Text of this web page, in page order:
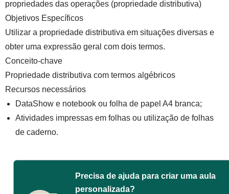
propriedades das operações (propriedade distributiva)
Objetivos Específicos
Utilizar a propriedade distributiva em situações diversas e
obter uma expressão geral com dois termos.
Conceito-chave
Propriedade distributiva com termos algébricos
Recursos necessários
DataShow e notebook ou folha de papel A4 branca;
Atividades impressas em folhas ou utilização de folhas
de caderno.
Precisa de ajuda para criar uma aula
personalizada?